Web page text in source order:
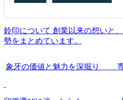
鈴印について 創業以来の想いと
勢をまとめています。
象牙の価値と魅力を深掘り 専